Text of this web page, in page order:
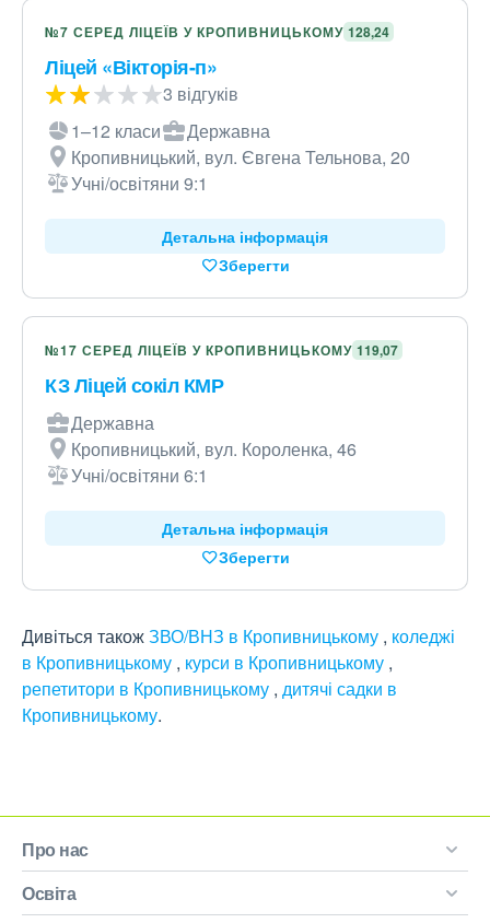
№7 СЕРЕД ЛІЦЕЇВ У КРОПИВНИЦЬКОМУ 128,24
Ліцей «Вікторія-п»
3 відгуків
1–12 класи
Державна
Кропивницький, вул. Євгена Тельнова, 20
Учні/освітяни 9:1
Детальна інформація
Зберегти
№17 СЕРЕД ЛІЦЕЇВ У КРОПИВНИЦЬКОМУ 119,07
КЗ Ліцей сокіл КМР
Державна
Кропивницький, вул. Короленка, 46
Учні/освітяни 6:1
Детальна інформація
Зберегти
Дивіться такожЗВО/ВНЗ в Кропивницькому , коледжі
в Кропивницькому , курси в Кропивницькому ,
репетитори в Кропивницькому , дитячі садки в
Кропивницькому.
Про нас
Освіта